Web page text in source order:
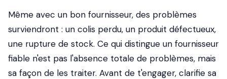
Même avec un bon fournisseur, des problèmes
surviendront : un colis perdu, un produit défectueux,
une rupture de stock. Ce qui distingue un fournisseur
fiable n'est pas l'absence totale de problèmes, mais
sa façon de les traiter. Avant de t'engager, clarifie sa